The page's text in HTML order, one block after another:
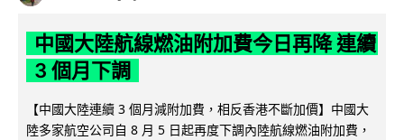
中國大陸航線燃油附加費今日再降 連續
3 個月下調
【中國大陸連續 3 個月減附加費，相反香港不斷加價】中國大
陸多家航空公司自 8 月 5 日起再度下調內陸航線燃油附加費，